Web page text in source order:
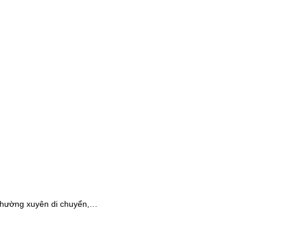
xuyên di chuyển,…